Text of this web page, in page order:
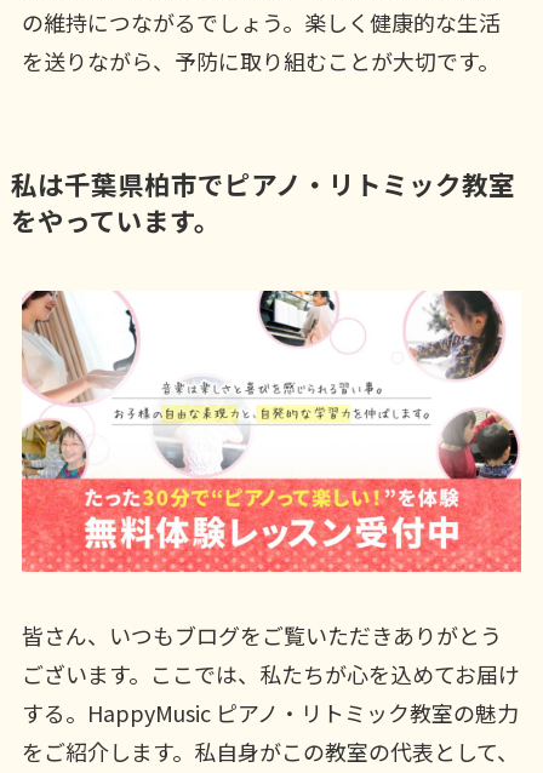
の維持につながるでしょう。楽しく健康的な生活
を送りながら、予防に取り組むことが大切です。
私は千葉県柏市でピアノ・リトミック教室
をやっています。
皆さん、いつもブログをご覧いただきありがとう
ございます。ここでは、私たちが心を込めてお届け
する。HappyMusic ピアノ・リトミック教室の魅力
をご紹介します。私自身がこの教室の代表として、